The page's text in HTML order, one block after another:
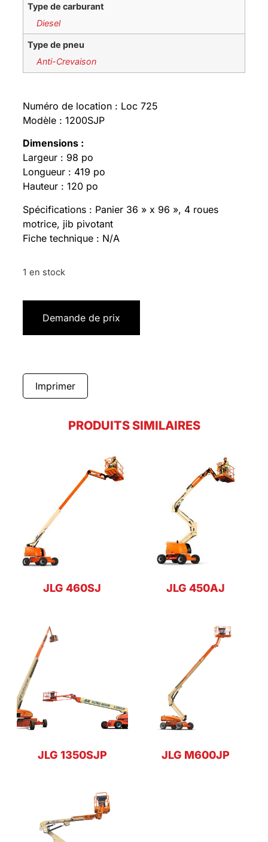
Type de carburant
Diesel
Type de pneu
Anti-Crevaison
Numéro de location : Loc 725
Modèle : 1200SJP
Dimensions :
Largeur : 98 po
Longueur : 419 po
Hauteur : 120 po
Spécifications : Panier 36 » x 96 », 4 roues
motrice, jib pivotant
Fiche technique : N/A
1 en stock
Demande de prix
Imprimer
PRODUITS SIMILAIRES
JLG 460SJ JLG 450AJ
JLG 1350SJP JLG M600JP